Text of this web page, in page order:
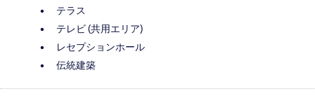
テラス
テレビ (共用エリア)
レセプションホール
伝統建築